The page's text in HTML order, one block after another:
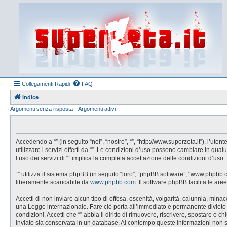
Collegamenti Rapidi FAQ
Indice
Argomenti senza risposta
Argomenti attivi
Accedendo a “” (in seguito “noi”, “nostro”, “”, “http://www.superzeta.it”),
utilizzare i servizi offerti da “”. Le condizioni d’uso possono cambiare in
l’uso dei servizi di “” implica la completa accettazione delle condizioni d’uso.
“” utilizza il sistema phpBB (in seguito “loro”, “phpBB software”,
liberamente scaricabile da www.phpbb.com. Il software phpBB facilita le
Accetti di non inviare alcun tipo di offesa, oscenità, volgarità, calunnia,
una Legge internazionale. Fare ciò porta all’immediato e permanente
condizioni. Accetti che “” abbia il diritto di rimuovere, riscrivere, spostare o
inviato sia conservata in un database. Al contempo queste informazioni